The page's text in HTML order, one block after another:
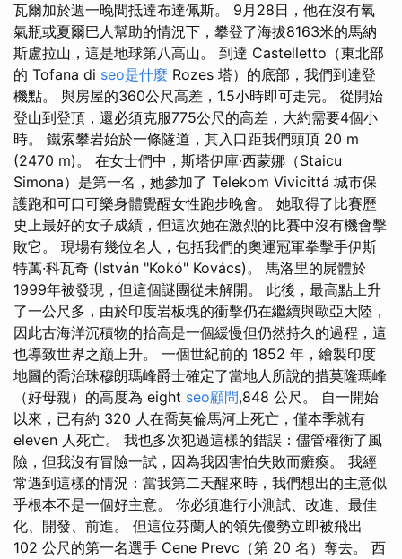
瓦爾加於週一晚間抵達布達佩斯。 9月28日，他在沒有氧
氣瓶或夏爾巴人幫助的情況下，攀登了海拔8163米的馬納
斯盧拉山，這是地球第八高山。 到達 Castelletto（東北部
的 Tofana di seo是什麼 Rozes 塔）的底部，我們到達登
機點。 與房屋的360公尺高差，1.5小時即可走完。 從開始
登山到登頂，還必須克服775公尺的高差，大約需要4個小
時。 鐵索攀岩始於一條隧道，其入口距我們頭頂 20 m
(2470 m)。 在女士們中，斯塔伊庫·西蒙娜（Staicu
Simona）是第一名，她參加了 Telekom Vivicittá 城市保
護跑和可口可樂身體覺醒女性跑步晚會。 她取得了比賽歷
史上最好的女子成績，但這次她在激烈的比賽中沒有機會擊
敗它。 現場有幾位名人，包括我們的奧運冠軍拳擊手伊斯
特萬·科瓦奇 (István "Kokó" Kovács)。 馬洛里的屍體於
1999年被發現，但這個謎團從未解開。 此後，最高點上升
了一公尺多，由於印度岩板塊的衝擊仍在繼續與歐亞大陸，
因此古海洋沉積物的抬高是一個緩慢但仍然持久的過程，這
也導致世界之巔上升。 一個世紀前的 1852 年，繪製印度
地圖的喬治珠穆朗瑪峰爵士確定了當地人所說的措莫隆瑪峰
（好母親）的高度為 eight seo顧問,848 公尺。 自一開始
以來，已有約 320 人在喬莫倫馬河上死亡，僅本季就有
eleven 人死亡。 我也多次犯過這樣的錯誤：儘管權衡了風
險，但我沒有冒險一試，因為我因害怕失敗而癱瘓。 我經
常遇到這樣的情況：當我第二天醒來時，我們想出的主意似
乎根本不是一個好主意。 你必須進行小測試、改進、最佳
化、開發、前進。 但這位芬蘭人的領先優勢立即被飛出
102 公尺的第一名選手 Cene Prevc（第 20 名）奪去。 西